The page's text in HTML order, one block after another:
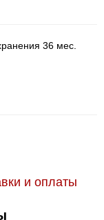
36 мес.
и оплаты